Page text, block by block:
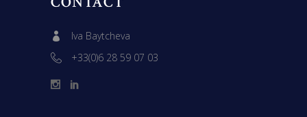
Iva Baytcheva
+33(0)6 28 59 07 03